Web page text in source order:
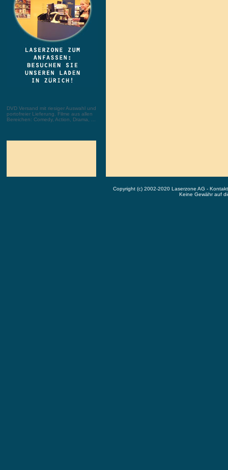
DVD Versand mit riesiger Auswahl und
portofreier Lieferung. Filme aus allen
Bereichen: Comedy, Action, Drama, ...
Copyright (c) 2002-2020 Laserzone AG -
Keine Gewähr auf